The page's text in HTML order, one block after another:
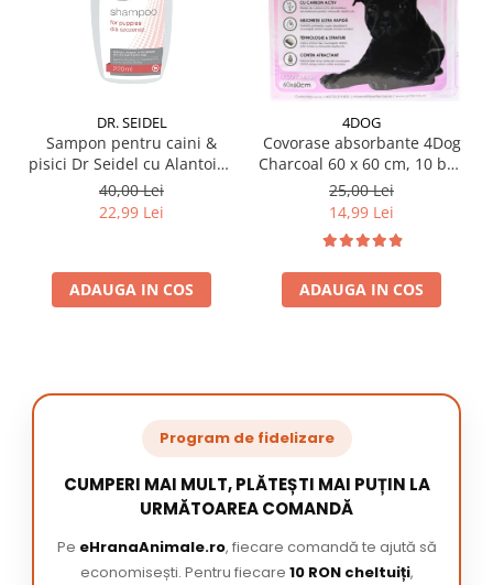
DR. SEIDEL
Sampon pentru caini &
pisici Dr Seidel cu Alantoina
220 ml
40,00 Lei
22,99 Lei
ADAUGA IN COS
4DOG
Covorase absorbante 4Dog
Charcoal 60 x 60 cm, 10 buc
/ pachet
25,00 Lei
14,99 Lei
ADAUGA IN COS
Program de fidelizare
CUMPERI MAI MULT, PLĂTEȘTI MAI PUȚIN LA
URMĂTOAREA COMANDĂ
Pe eHranaAnimale.ro, fiecare comandă te ajută să
economisești. Pentru fiecare 10 RON cheltuiți,